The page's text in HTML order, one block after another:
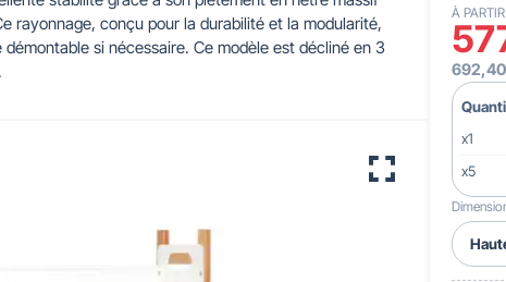
Barrières de ville Accessibilité PMR
& Travaux Publics
pour crèches & maternelles
À
x1
x5
rayonnage, conçu pour la durabilité et la modularité,
si nécessaire. Ce modèle est décliné en 3